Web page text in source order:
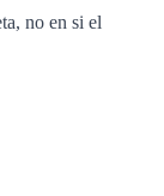
no en si el